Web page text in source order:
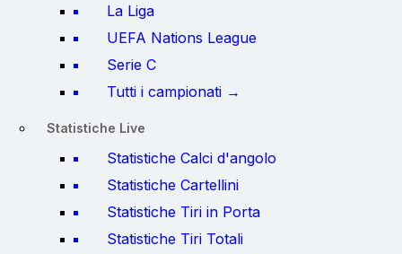
La Liga
UEFA Nations League
Serie C
Tutti i campionati →
Statistiche Live
Statistiche Calci d'angolo
Statistiche Cartellini
Statistiche Tiri in Porta
Statistiche Tiri Totali